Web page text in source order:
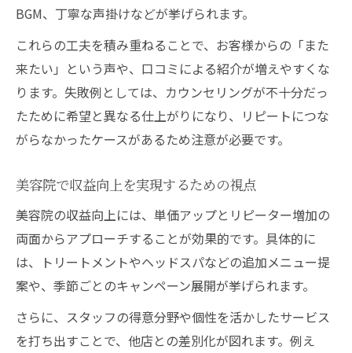
BGM、丁寧な声掛けなどが挙げられます。
これらの工夫を積み重ねることで、お客様からの「また
来たい」という声や、口コミによる紹介が増えやすくな
ります。失敗例としては、カウンセリングが不十分だっ
たために希望と異なる仕上がりになり、リピートにつな
がらなかったケースがあるため注意が必要です。
美容院で収益向上を実現するための視点
美容院の収益向上には、単価アップとリピーター増加の
両面からアプローチすることが効果的です。具体的に
は、トリートメントやヘッドスパなどの追加メニュー提
案や、季節ごとのキャンペーン展開が挙げられます。
さらに、スタッフの得意分野や個性を活かしたサービス
を打ち出すことで、他店との差別化が図れます。例え